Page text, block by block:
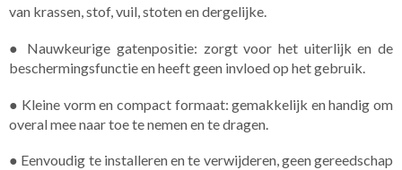
van krassen, stof, vuil, stoten en dergelijke.
● Nauwkeurige gatenpositie: zorgt voor het uiterlijk en de
beschermingsfunctie en heeft geen invloed op het gebruik.
● Kleine vorm en compact formaat: gemakkelijk en handig om
overal mee naar toe te nemen en te dragen.
● Eenvoudig te installeren en te verwijderen, geen gereedschap